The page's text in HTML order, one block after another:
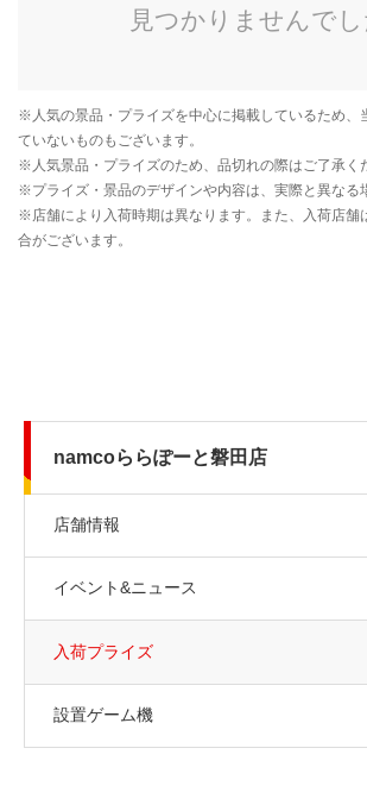
namcoららぽーと磐田店
店舗情報
イベント&ニュース
入荷プライズ
設置ゲーム機